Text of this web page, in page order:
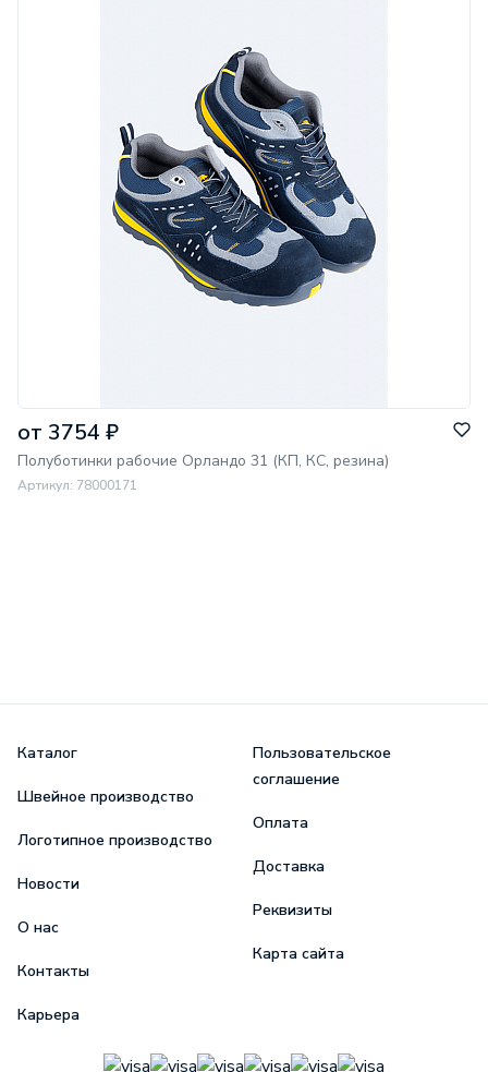
литьевой
сетка
ПУ/ПУ
беж/коричн
от 3754 ₽
Полуботинки рабочие Орландо 31 (КП, КС, резина)
Артикул: 78000171
Каталог
Швейное производство
Логотипное производство
Новости
О нас
Контакты
Карьера
Пользовательское
соглашение
Оплата
Доставка
Реквизиты
Карта сайта